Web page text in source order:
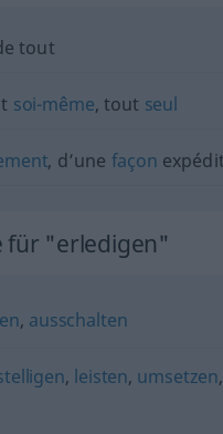
tout
soi-même, tout seul
, d’une façon
für "erledigen"
, ausschalten
, leisten, umsetzen,